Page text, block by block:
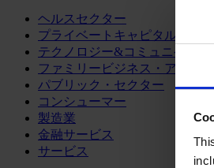
ヘルスセクター
プライベートキャピタル
テクノロジー&コミュニケーシ
ファミリービジネス・アドバイ
パブリック・セクター
コンシューマー
製造業
金融サービス
サービス